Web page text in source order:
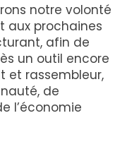
notre volonté
aux prochaines
afin de
un outil encore
et rassembleur,
de
l’économie